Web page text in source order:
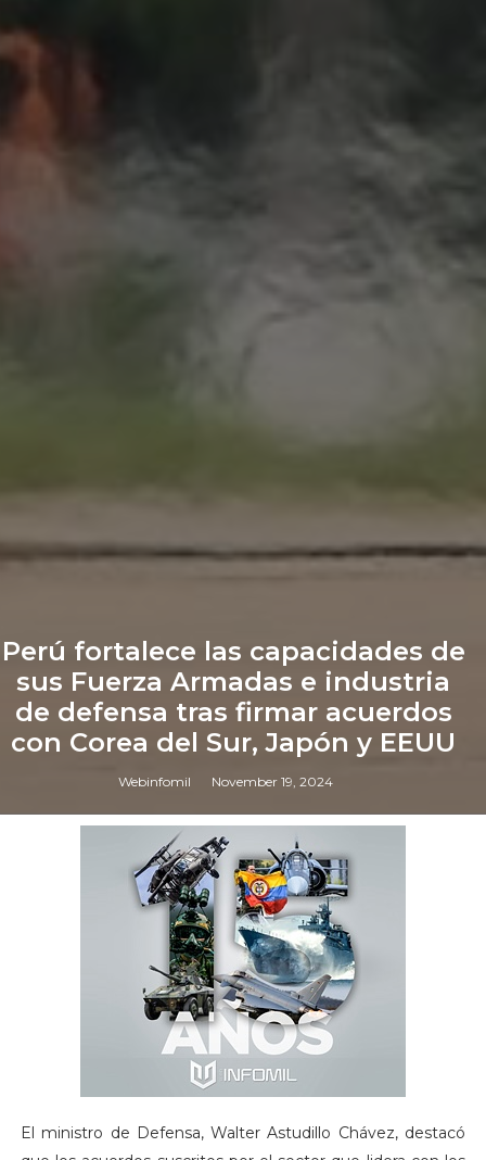
Perú fortalece las capacidades de
sus Fuerza Armadas e industria
de defensa tras firmar acuerdos
con Corea del Sur, Japón y EEUU
Webinfomil November 19, 2024
El ministro de Defensa, Walter Astudillo Chávez, destacó